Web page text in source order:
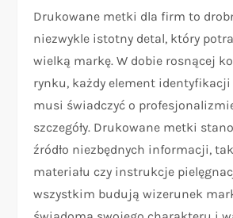
Drukowane metki dla firm to
niezwykle istotny detal, który
wielką markę. W dobie rosnącej
rynku, każdy element
musi świadczyć o
szczegóły. Drukowane metki
źródło niezbędnych informacji,
materiału czy instrukcje
wszystkim budują wizerunek